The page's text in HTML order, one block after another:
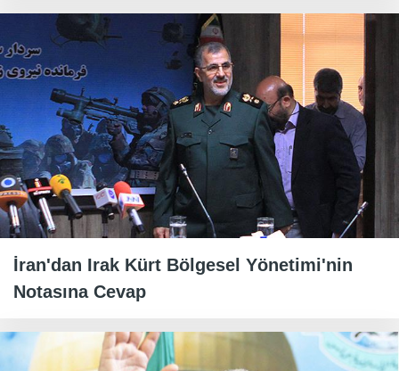
İran'dan Irak Kürt Bölgesel Yönetimi'nin
Notasına Cevap